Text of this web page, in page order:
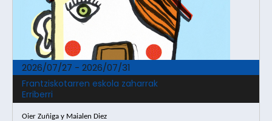
2026/07/27 - 2026/07/31
Frantziskotarren eskola zaharrak
Erriberri
Oier Zuñiga y Maialen Diez